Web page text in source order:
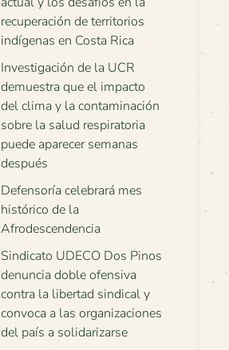
recuperación de territorios
indígenas en Costa Rica
Investigación de la UCR
demuestra que el impacto
del clima y la contaminación
sobre la salud respiratoria
puede aparecer semanas
después
Defensoría celebrará mes
histórico de la
Afrodescendencia
Sindicato UDECO Dos Pinos
denuncia doble ofensiva
contra la libertad sindical y
convoca a las organizaciones
del país a solidarizarse